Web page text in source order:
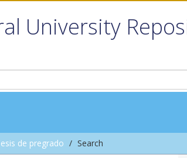
University
de pregrado Search